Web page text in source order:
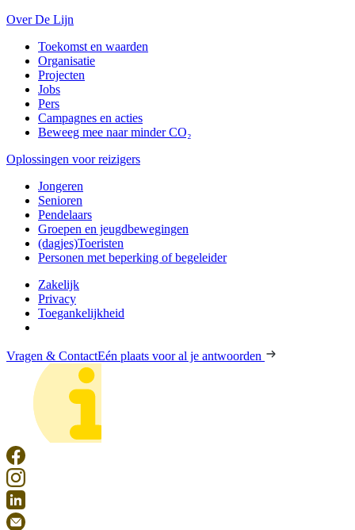
Over De Lijn
Toekomst en waarden
Organisatie
Projecten
Jobs
Pers
Campagnes en acties
Beweeg mee naar minder CO₂
Oplossingen voor reizigers
Jongeren
Senioren
Pendelaars
Groepen en jeugdbewegingen
(dagjes)Toeristen
Personen met beperking of begeleider
Zakelijk
Privacy
Toegankelijkheid
Vragen & ContactEén plaats voor al je antwoorden